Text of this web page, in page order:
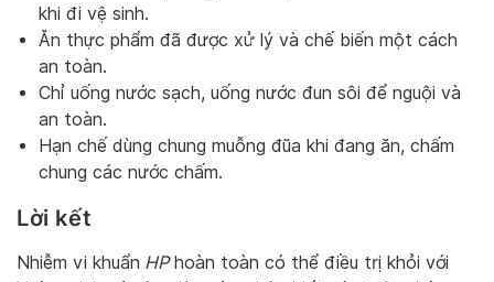
khi đi vệ sinh.
Ăn thực phẩm đã được xử lý và chế biến một cách
an toàn.
Chỉ uống nước sạch, uống nước đun sôi để nguội và
an toàn.
Hạn chế dùng chung muỗng đũa khi đang ăn, chấm
chung các nước chấm.
Lời kết
Nhiễm vi khuẩn HPhoàn toàn có thể điều trị khỏi với